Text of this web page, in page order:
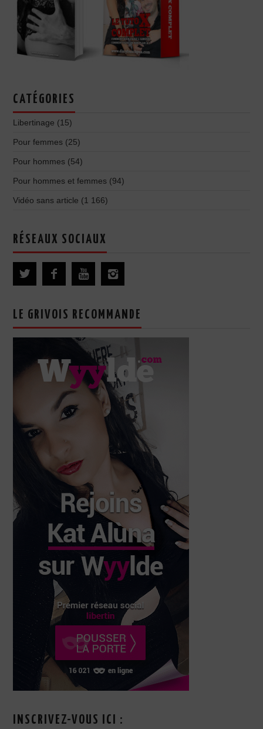
CATÉGORIES
Libertinage (15)
Pour femmes (25)
Pour hommes (54)
Pour hommes et femmes (94)
Vidéo sans article (1 166)
RÉSEAUX SOCIAUX
LE GRIVOIS RECOMMANDE
INSCRIVEZ-VOUS ICI :